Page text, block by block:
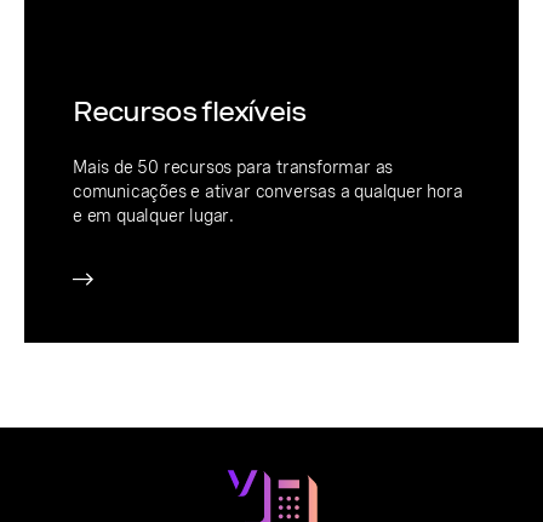
Recursos flexíveis
Mais de 50 recursos para transformar as
comunicações e ativar conversas a qualquer hora
e em qualquer lugar.